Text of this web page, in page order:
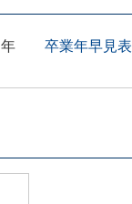
年卒業年早見表